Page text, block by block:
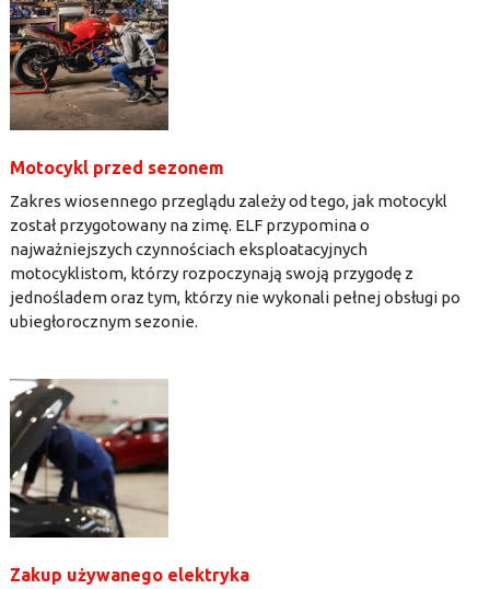
Motocykl przed sezonem
Zakres wiosennego przeglądu zależy od tego, jak motocykl
został przygotowany na zimę. ELF przypomina o
najważniejszych czynnościach eksploatacyjnych
motocyklistom, którzy rozpoczynają swoją przygodę z
jednośladem oraz tym, którzy nie wykonali pełnej obsługi po
ubiegłorocznym sezonie.
Zakup używanego elektryka